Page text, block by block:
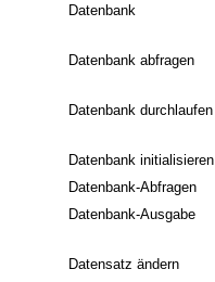
Datenbank
Datenbank abfragen
Datenbank durchlaufen
Datenbank initialisieren
Datenbank-Abfragen
Datenbank-Ausgabe
Datensatz ändern